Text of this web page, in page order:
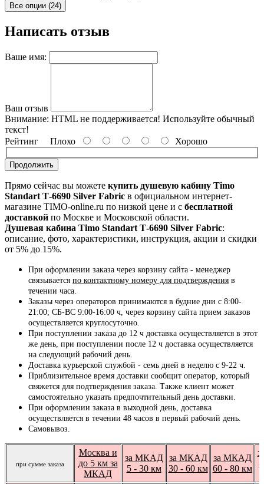
Все опции (24)
Написать отзыв
Ваше имя:
Ваш отзыв
Внимание: HTML не поддерживается! Используйте обычный
текст!
Рейтинг Плохо Хорошо
Продолжить
Прямо сейчас вы можете купить душевую кабину Timo
Standart Т-6690 Silver Fabric в официальном интернет-
магазине TIMO-online.ru по низкой цене и с бесплатной
доставкой по Москве и Московской области.
Душевая кабина Timo Standart Т-6690 Silver Fabric:
описание, фото, характеристики, инструкция, акции и скидки
от 5% до 15%.
При оформлении заказа через корзину сайта - менеджер
связывается по контактному номеру для подтверждения в
течении часа.
Заказы через операторов принимаются в будние дни с 8:00-
21:00; СБ-ВС 9:00-16:00 ч, через корзину сайта прием заказов
осуществляется круглосуточно.
При поступлении заказа до 12 ч доставка осуществляется в этот
же день, при поступлении после 12 ч доставка осуществляется
на следующий рабочий день.
Доставка курьерской службой - семь дней в неделю с 9-22 ч.
Приблизительное время доставки сообщит оператор, который
свяжется для подтверждения заказа. Также клиент может
самостоятельно указать предпочтительный день доставки.
При оформлении заказа в выходной день, доставка
осуществляется в течении 48 часов в первый рабочий день.
Самовывоз.
при сумме заказа
Москва и
до 5 км за
МКАД
за МКАД
5 - 30 км
за МКАД
30 - 60 км
за МКАД
60 - 80 км